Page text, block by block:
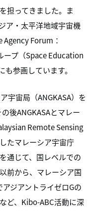
担ってきました。ま
ア・太平洋地域宇宙機
Agency Forum：
ープ（Space Education
参画しています。
宇宙局（ANGKASA）を
後ANGKASAとマレー
Remote Sensing
たマレーシア宇宙庁
通じて、国レベルでの
前から、マレーシア国
ジアントライゼロGの
ど、Kibo-ABC活動に深